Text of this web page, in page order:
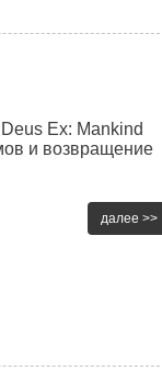
Ex: Mankind
и возвращение
далее >>